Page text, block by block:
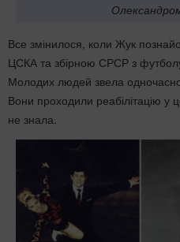
Все змінилося, коли Жук
ЦСКА та збірною СРСР з
Молодих людей звела
Вони проходили реабілітацію у
не знала.